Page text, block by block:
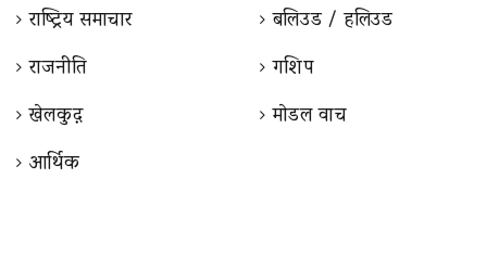
राष्ट्रिय समाचार
राजनीति
खेलकुद़़
आर्थिक
बलिउड / हलिउड
गशिप
माेडल वाच